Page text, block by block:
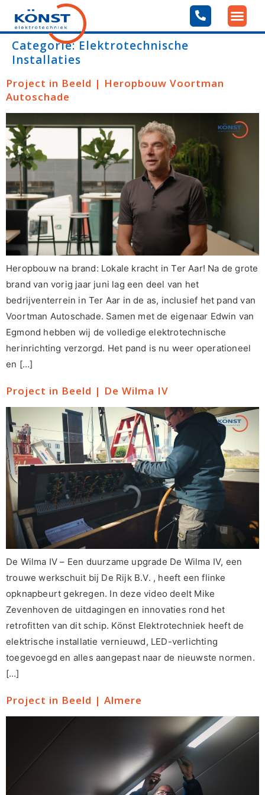
Categorie:Elektrotechnische
Installaties
Project in Beeld | Heropbouw Voortman
Autoschade
Heropbouw na brand: Lokale kracht in Ter Aar! Na de grote
brand van vorig jaar juni lag een deel van het
bedrijventerrein in Ter Aar in de as, inclusief het pand van
Voortman Autoschade. Samen met de eigenaar Edwin van
Egmond hebben wij de volledige elektrotechnische
herinrichting verzorgd. Het pand is nu weer operationeel
en […]
Project in Beeld | De Wilma IV
De Wilma IV – Een duurzame upgrade De Wilma IV, een
trouwe werkschuit bij De Rijk B.V. , heeft een flinke
opknapbeurt gekregen. In deze video deelt Mike
Zevenhoven de uitdagingen en innovaties rond het
retrofitten van dit schip. Könst Elektrotechniek heeft de
elektrische installatie vernieuwd, LED-verlichting
toegevoegd en alles aangepast naar de nieuwste normen.
[…]
Project in Beeld | Almere